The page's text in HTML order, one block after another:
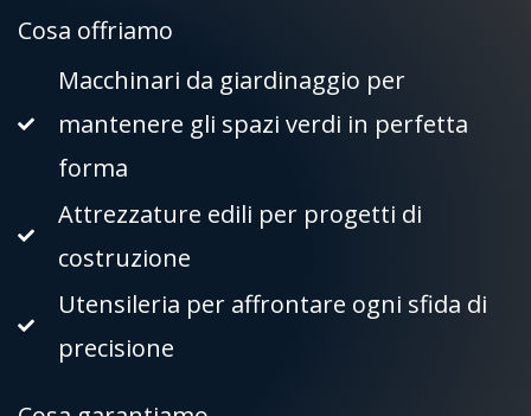
Cosa offriamo
Macchinari da giardinaggio per
mantenere gli spazi verdi in perfetta
forma
Attrezzature edili per progetti di
costruzione
Utensileria per affrontare ogni sfida di
precisione